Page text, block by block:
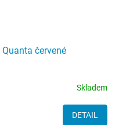
červené
Skladem
DETAIL